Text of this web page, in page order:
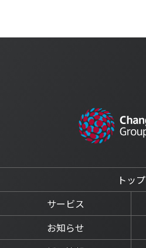
トップ
サービス
お知らせ